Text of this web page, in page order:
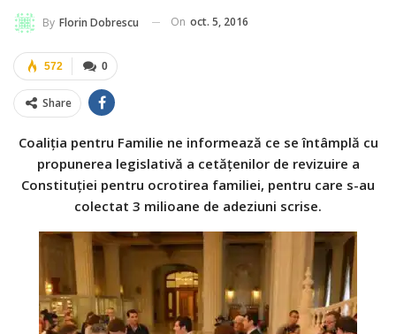
By Florin Dobrescu On oct. 5, 2016
0
572
Share
Coaliția pentru Familie ne informează ce se întâmplă cu
propunerea legislativă a cetățenilor de revizuire a
Constituției pentru ocrotirea familiei, pentru care s-au
colectat 3 milioane de adeziuni scrise.